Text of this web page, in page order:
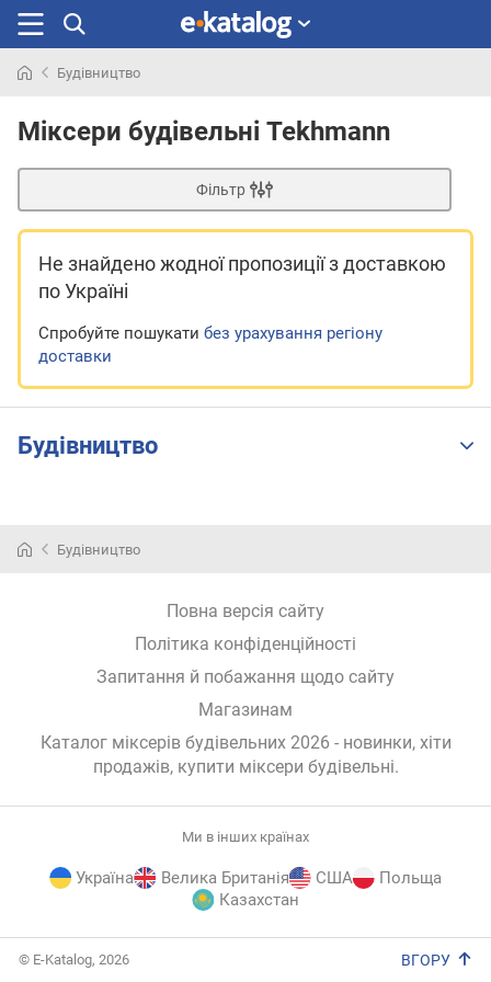
раніше
Будівництво
Міксери будівельні Tekhmann
Фільтр
Не знайдено жодної пропозиціїз доставкою
по Україні
Спробуйте пошукати без урахування регіону
доставки
Будівництво
Будівництво
Повна версія сайту
Політика конфіденційності
Запитання й побажання щодо сайту
Магазинам
Каталог міксерів будівельних 2026 - новинки, хіти
продажів, купити міксери будівельні.
Ми в інших країнах
Україна Велика Британія США
Польща
Казахстан
© E-Katalog, 2026 ВГОРУ